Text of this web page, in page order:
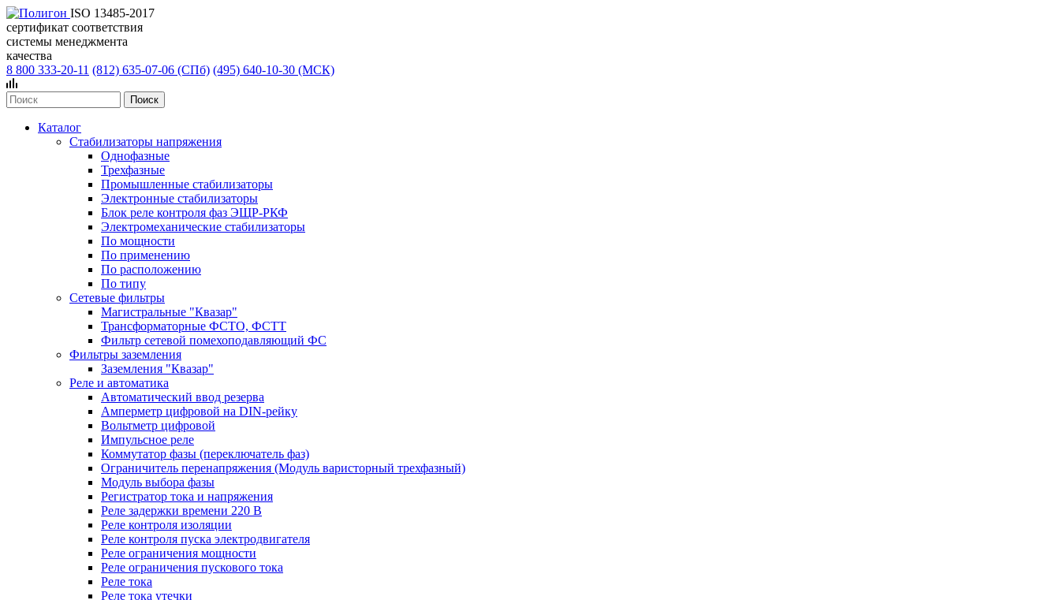
ISO 13485-2017
сертификат соответствия
системы менеджмента
качества
8 800 333-20-11 (812) 635-07-06 (СПб) (495) 640-10-30 (МСК)
Каталог
Стабилизаторы напряжения
Однофазные
Трехфазные
Промышленные стабилизаторы
Электронные стабилизаторы
Блок реле контроля фаз ЭЩР-РКФ
Электромеханические стабилизаторы
По мощности
По применению
По расположению
По типу
Сетевые фильтры
Магистральные "Квазар"
Трансформаторные ФСТО, ФСТТ
Фильтр сетевой помехоподавляющий ФС
Фильтры заземления
Заземления "Квазар"
Реле и автоматика
Автоматический ввод резерва
Амперметр цифровой на DIN-рейку
Вольтметр цифровой
Импульсное реле
Коммутатор фазы (переключатель фаз)
Ограничитель перенапряжения (Модуль варисторный трехфазный)
Модуль выбора фазы
Регистратор тока и напряжения
Реле задержки времени 220 В
Реле контроля изоляции
Реле контроля пуска электродвигателя
Реле ограничения мощности
Реле ограничения пускового тока
Реле тока
Реле тока утечки